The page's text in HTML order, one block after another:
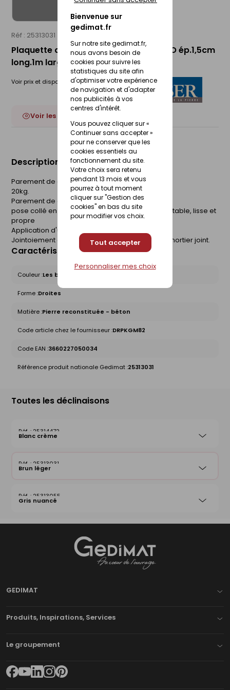
Bienvenue sur
gedimat.fr
Sur notre site gedimat.fr,
nous avons besoin de
cookies pour suivre les
statistiques du site afin
d'optimiser votre expérience
de navigation et d'adapter
nos publicités à vos
centres d'intérêt.
Vous pouvez cliquer sur «
Continuer sans accepter »
pour ne conserver que les
cookies essentiels au
fonctionnement du site.
Votre choix sera retenu
pendant 13 mois et vous
pourrez à tout moment
cliquer sur "Gestion des
cookies" en bas du site
pour modifier vos choix.
Tout accepter
Personnaliser mes choix
Réf : 25313031 WESER
Plaquette de parement MUROK STRATO ép.1,5cm
long.1m larg.50cm coloris brun léger
Voir prix et disponibilité en magasin
Voir les 3 déclinaisons
Description du produit
Parement de décoration
20kg.
Parement de décoration
pose collé en intérieur ou extérieur sur support stable, lisse et
propre
Application d'un primer en cas de porosité
Jointoiement en moyenne de 1cm à l'aide d'un mortier joint.
Caractéristiques du produit
Couleur :Les bruns et naturels
Forme :Droites
Matière :Pierre reconstituée - béton
Code article chez le fournisseur :DRPKGM82
Code EAN :3660227050034
Référence produit nationale Gedimat :25313031
Toutes les déclinaisons
25314472
Blanc crème
25313031
Brun léger
25313055
Gris nuancé
GEDIMAT
Produits, Inspirations, Services
Le groupement